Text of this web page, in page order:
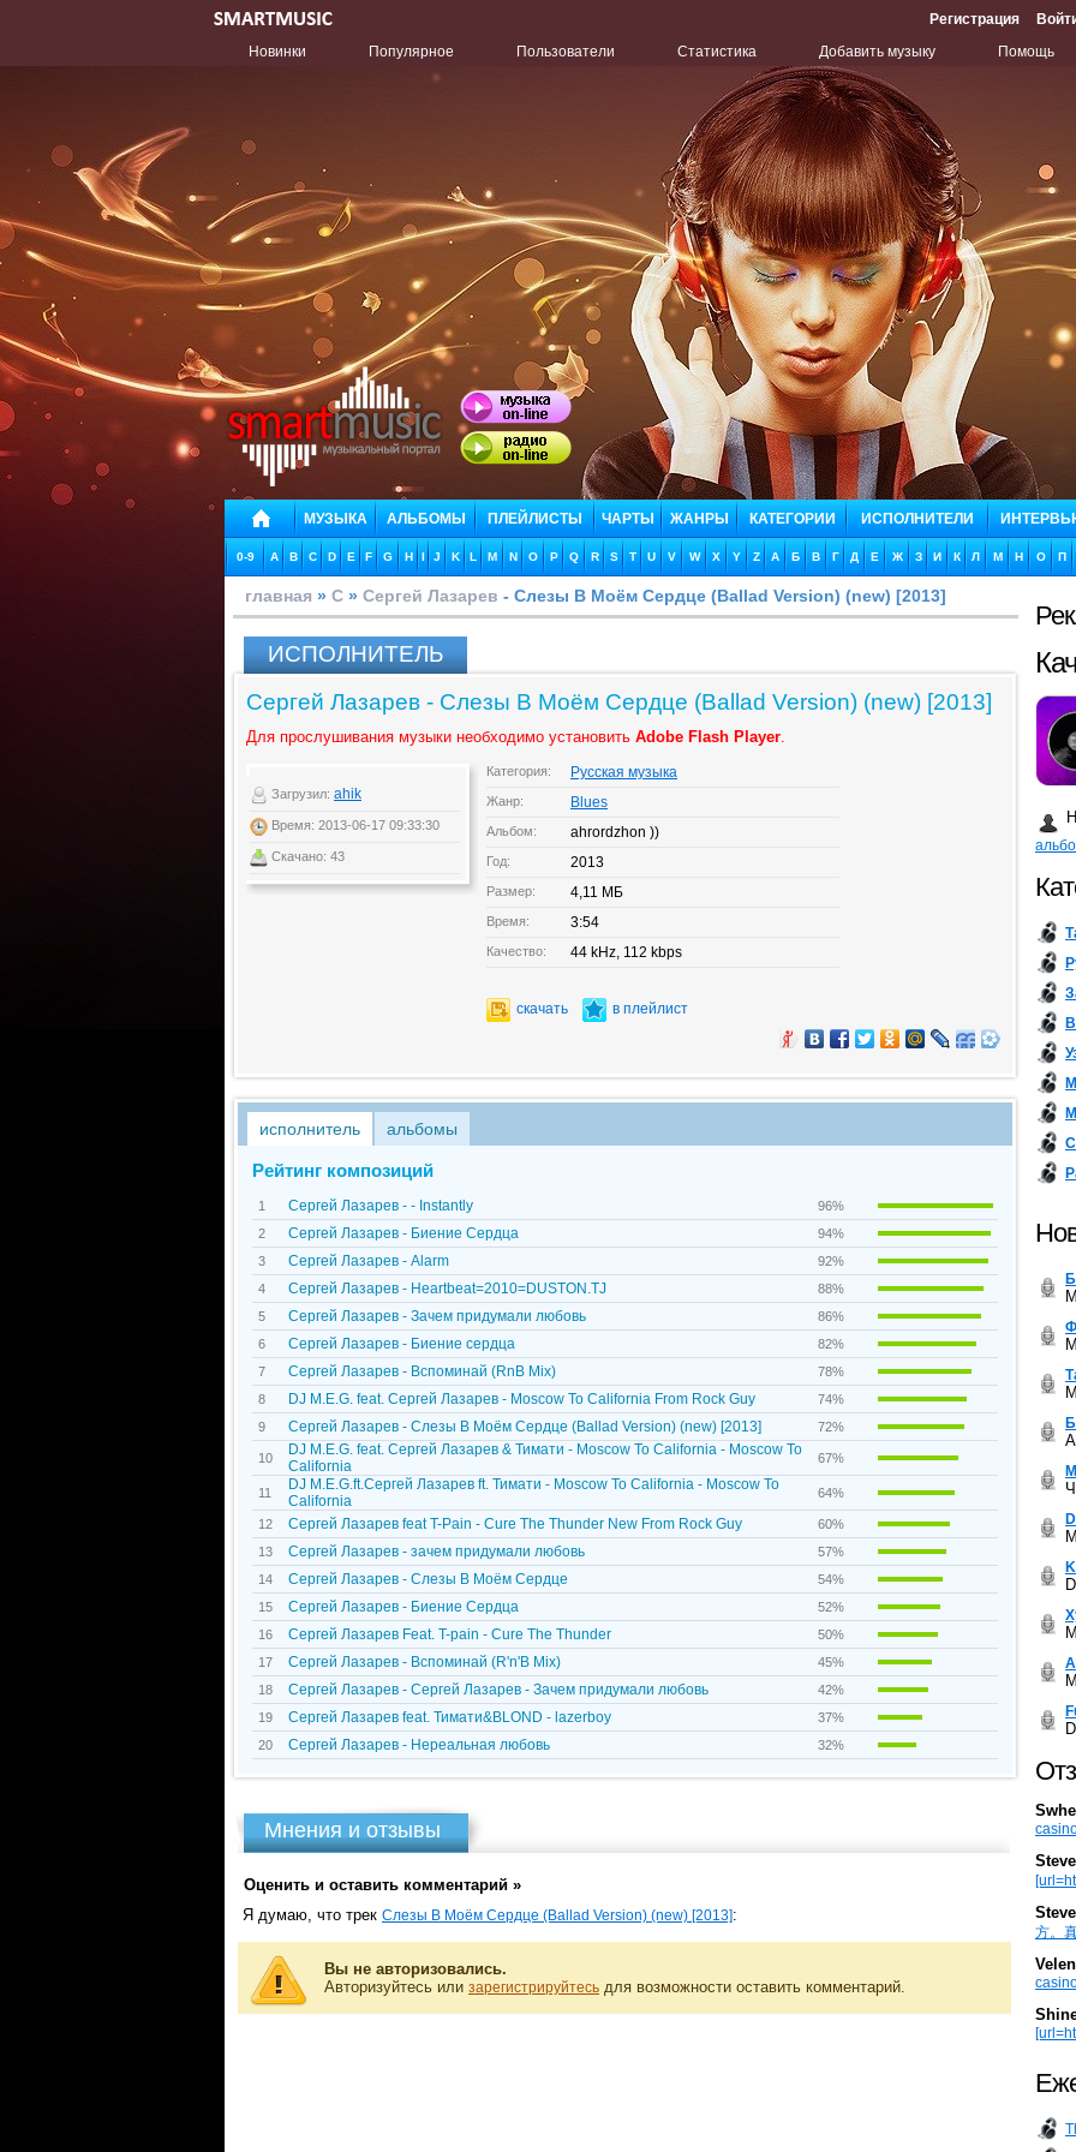
Регистрация
Новинки
Популярное Пользователи Статистика Добавить музыку Помощь
МУЗЫКА АЛЬБОМЫ ПЛЕЙЛИСТЫ ЧАРТЫ ЖАНРЫ КАТЕГОРИИ ИСПОЛНИТЕЛИ
0-9 A B C D E F G H I J K L M N O P Q R S T U V W X Y Z А Б В Г Д Е Ж З И К Л М Н О П
главная » С » Сергей Лазарев - Слезы В Моём Сердце (Ballad Version) (new) [2013]
ИСПОЛНИТЕЛЬ
Сергей Лазарев - Слезы В Моём Сердце (Ballad Version) (new) [2013]
Для прослушивания музыки необходимо установить Adobe Flash Player.
Загрузил: ahik
Время: 2013-06-17 09:33:30
Скачано: 43
Категория: Русская музыка
Жанр: Blues
Альбом: ahrordzhon ))
Год: 2013
Размер: 4,11 МБ
Время: 3:54
Качество: 44 kHz, 112 kbps
скачать в плейлист
исполнитель альбомы
Рейтинг композиций
1 Сергей Лазарев - - Instantly
96%
2
Сергей Лазарев - Биение Сердца
94%
3
Сергей Лазарев - Alarm
92%
4
Сергей Лазарев - Heartbeat=2010=DUSTON.TJ
88%
5
Сергей Лазарев - Зачем придумали любовь
86%
6
Сергей Лазарев - Биение сердца
82%
7
Сергей Лазарев - Вспоминай (RnB Mix)
78%
8
DJ M.E.G. feat. Сергей Лазарев - Moscow To California From Rock Guy
74%
9
Сергей Лазарев - Слезы В Моём Сердце (Ballad Version) (new) [2013] 72%
10
DJ M.E.G. feat. Сергей Лазарев & Тимати - Moscow To California - Moscow To
California
67%
11
DJ M.E.G.ft.Сергей Лазарев ft. Тимати - Moscow To California - Moscow To
California
64%
12 Сергей Лазарев feat T-Pain - Cure The Thunder New From Rock Guy
60%
13
Сергей Лазарев - зачем придумали любовь
57%
14
Сергей Лазарев - Слезы В Моём Сердце
54%
15
Сергей Лазарев - Биение Сердца
52%
16
Сергей Лазарев Feat. T-pain - Cure The Thunder
50%
17
Сергей Лазарев - Вспоминай (R'n'B Mix)
45%
18
Сергей Лазарев - Сергей Лазарев - Зачем придумали любовь
42%
19
Сергей Лазарев feat. Тимати&BLOND - lazerboy
37%
20
Сергей Лазарев - Нереальная любовь 32%
Мнения и отзывы
Оценить и оставить комментарий »
Я думаю, что трек Слезы В Моём Сердце (Ballad Version) (new) [2013]:
Вы не авторизовались.
Авторизуйтесь или зарегистрируйтесь для возможности оставить комментарий.
方。